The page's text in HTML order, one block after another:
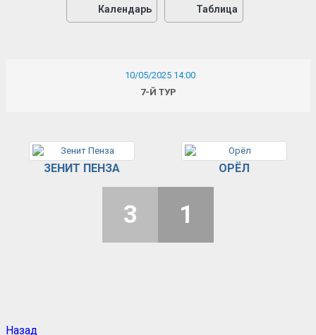
Календарь Таблица
10/05/2025 14:00
7-Й ТУР
ЗЕНИТ ПЕНЗА ОРЁЛ
3 1
Назад